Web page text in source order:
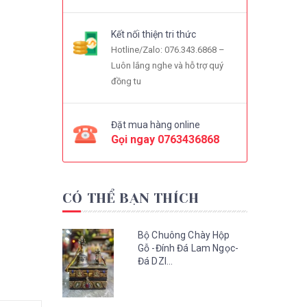
Kết nối thiện tri thức
Hotline/Zalo: 076.343.6868 –
Luôn lắng nghe và hỗ trợ quý
đồng tu
Đặt mua hàng online
Gọi ngay 0763436868
CÓ THỂ BẠN THÍCH
Bộ Chuông Chày Hộp
Gỗ -Đính Đá Lam Ngọc-
Đá DZI...